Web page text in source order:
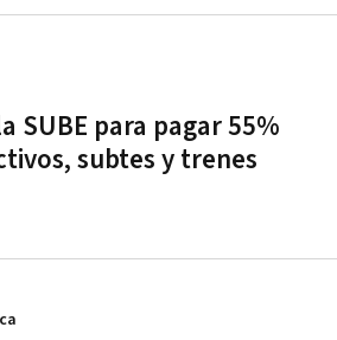
SUBE para pagar 55%
subtes y trenes